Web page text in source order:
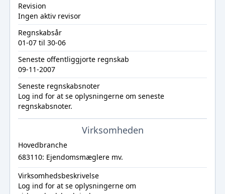
Revision
Ingen aktiv revisor
Regnskabsår
01-07 til 30-06
Seneste offentliggjorte regnskab
09-11-2007
Seneste regnskabsnoter
Log ind for at se oplysningerne om seneste
regnskabsnoter.
Virksomheden
Hovedbranche
683110: Ejendomsmæglere mv.
Virksomhedsbeskrivelse
Log ind for at se oplysningerne om